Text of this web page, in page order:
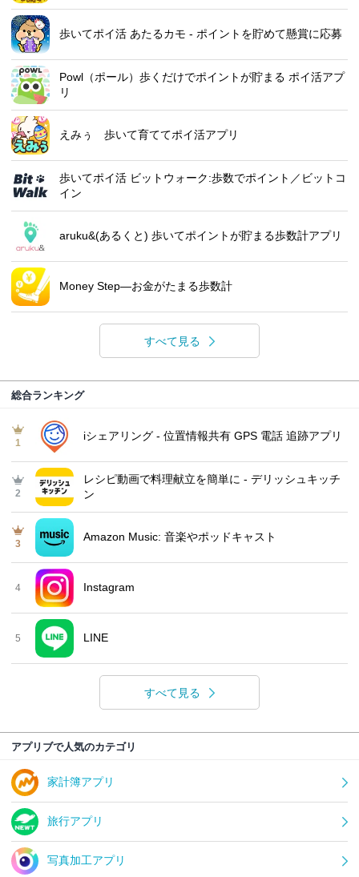
歩いてポイ活 あたるカモ - ポイントを貯めて懸賞に応募
Powl（ポール）歩くだけでポイントが貯まる ポイ活アプ
リ
えみぅ 歩いて育ててポイ活アプリ
歩いてポイ活 ビットウォーク:歩数でポイント／ビットコ
イン
aruku&(あるくと) 歩いてポイントが貯まる歩数計アプリ
Money Step―お金がたまる歩数計
すべて見る
総合ランキング
1
iシェアリング - 位置情報共有 GPS 電話 追跡アプリ
2
レシピ動画で料理献立を簡単‪に - デリッシュキッチ
ン
3
Amazon Music: 音楽やポッドキャスト
4 Instagram
5 LINE
すべて見る
アプリブで人気のカテゴリ
家計簿アプリ
旅行アプリ
写真加工アプリ